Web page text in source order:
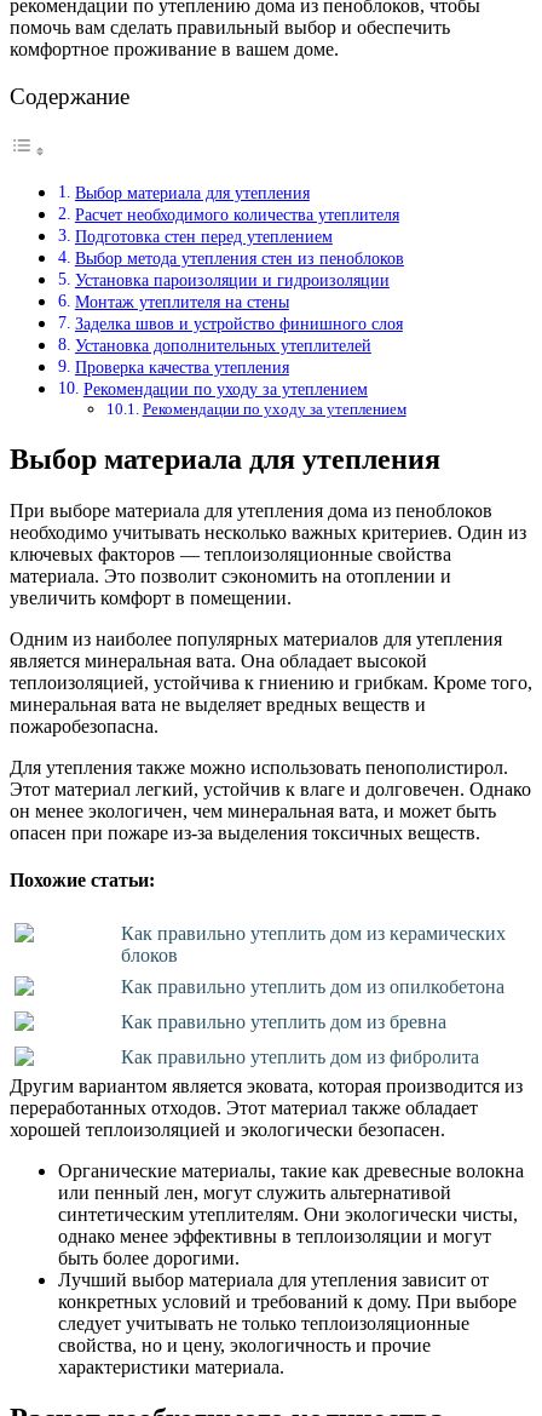
рекомендации по утеплению дома из пеноблоков, чтобы
помочь вам сделать правильный выбор и обеспечить
комфортное проживание в вашем доме.
Содержание
Выбор материала для утепления
Расчет необходимого количества утеплителя
Подготовка стен перед утеплением
Выбор метода утепления стен из пеноблоков
Установка пароизоляции и гидроизоляции
Монтаж утеплителя на стены
Заделка швов и устройство финишного слоя
Установка дополнительных утеплителей
Проверка качества утепления
Рекомендации по уходу за утеплением
Рекомендации по уходу за утеплением
Выбор материала для утепления
При выборе материала для утепления дома из пеноблоков
необходимо учитывать несколько важных критериев. Один из
ключевых факторов — теплоизоляционные свойства
материала. Это позволит сэкономить на отоплении и
увеличить комфорт в помещении.
Одним из наиболее популярных материалов для утепления
является минеральная вата. Она обладает высокой
теплоизоляцией, устойчива к гниению и грибкам. Кроме того,
минеральная вата не выделяет вредных веществ и
пожаробезопасна.
Для утепления также можно использовать пенополистирол.
Этот материал легкий, устойчив к влаге и долговечен. Однако
он менее экологичен, чем минеральная вата, и может быть
опасен при пожаре из-за выделения токсичных веществ.
Похожие статьи:
Как правильно утеплить дом из керамических
блоков
Как правильно утеплить дом из опилкобетона
Как правильно утеплить дом из бревна
Как правильно утеплить дом из фибролита
Другим вариантом является эковата, которая производится из
переработанных отходов. Этот материал также обладает
хорошей теплоизоляцией и экологически безопасен.
Органические материалы, такие как древесные волокна
или пенный лен, могут служить альтернативой
синтетическим утеплителям. Они экологически чисты,
однако менее эффективны в теплоизоляции и могут
быть более дорогими.
Лучший выбор материала для утепления зависит от
конкретных условий и требований к дому. При выборе
следует учитывать не только теплоизоляционные
свойства, но и цену, экологичность и прочие
характеристики материала.